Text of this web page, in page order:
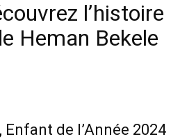
l’histoire
Heman Bekele
Enfant de l’Année 2024